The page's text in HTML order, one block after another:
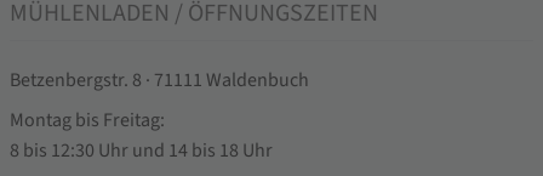
MÜHLENLADEN / ÖFFNUNGSZEITEN
Betzenbergstr. 8 · 71111 Waldenbuch
Montag bis Freitag:
8 bis 12:30 Uhr und 14 bis 18 Uhr